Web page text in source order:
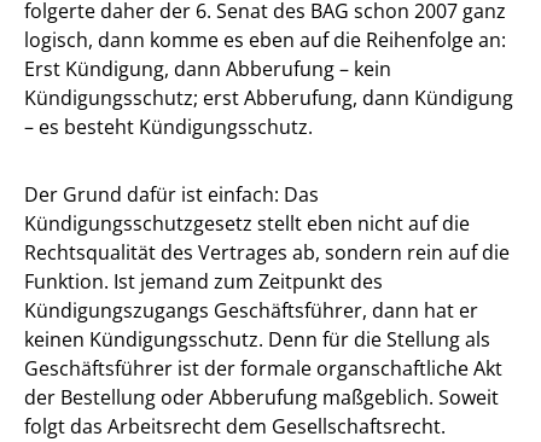
folgerte daher der 6. Senat des BAG schon 2007 ganz
logisch, dann komme es eben auf die Reihenfolge an:
Erst Kündigung, dann Abberufung – kein
Kündigungsschutz; erst Abberufung, dann Kündigung
– es besteht Kündigungsschutz.
Der Grund dafür ist einfach: Das
Kündigungsschutzgesetz stellt eben nicht auf die
Rechtsqualität des Vertrages ab, sondern rein auf die
Funktion. Ist jemand zum Zeitpunkt des
Kündigungszugangs Geschäftsführer, dann hat er
keinen Kündigungsschutz. Denn für die Stellung als
Geschäftsführer ist der formale organschaftliche Akt
der Bestellung oder Abberufung maßgeblich. Soweit
folgt das Arbeitsrecht dem Gesellschaftsrecht.